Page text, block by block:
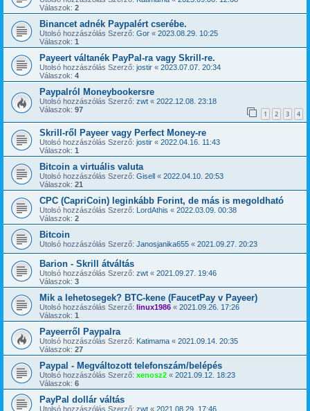
Válaszok: 2
Binancet adnék Paypalért cserébe.
Utolsó hozzászólás Szerző: Gor « 2023.08.29. 10:25
Válaszok: 1
Payeert váltanék PayPal-ra vagy Skrill-re.
Utolsó hozzászólás Szerző: jostir « 2023.07.07. 20:34
Válaszok: 4
Paypalról Moneybookersre
Utolsó hozzászólás Szerző: zwt « 2022.12.08. 23:18
Válaszok: 97 1 2 3 4
Skrill-ről Payeer vagy Perfect Money-re
Utolsó hozzászólás Szerző: jostir « 2022.04.16. 11:43
Válaszok: 1
Bitcoin a virtuális valuta
Utolsó hozzászólás Szerző: Gisell « 2022.04.10. 20:53
Válaszok: 21
CPC (CapriCoin) leginkább Forint, de más is megoldható
Utolsó hozzászólás Szerző: LordAthis « 2022.03.09. 00:38
Válaszok: 2
Bitcoin
Utolsó hozzászólás Szerző: Janosjanika655 « 2021.09.27. 20:23
Barion - Skrill átváltás
Utolsó hozzászólás Szerző: zwt « 2021.09.27. 19:46
Válaszok: 3
Mik a lehetosegek? BTC-kene (FaucetPay v Payeer)
Utolsó hozzászólás Szerző: linux1986 « 2021.09.26. 17:26
Válaszok: 1
Payeerről Paypalra
Utolsó hozzászólás Szerző: Katimama « 2021.09.14. 20:35
Válaszok: 27
Paypal - Megváltozott telefonszám/belépés
Utolsó hozzászólás Szerző: xenosz2 « 2021.09.12. 18:23
Válaszok: 6
PayPal dollár váltás
Utolsó hozzászólás Szerző: zwt « 2021.08.29. 17:46